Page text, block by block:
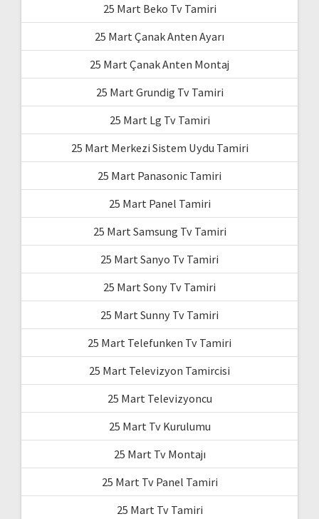
25 Mart Beko Tv Tamiri
25 Mart Çanak Anten Ayarı
25 Mart Çanak Anten Montaj
25 Mart Grundig Tv Tamiri
25 Mart Lg Tv Tamiri
25 Mart Merkezi Sistem Uydu Tamiri
25 Mart Panasonic Tamiri
25 Mart Panel Tamiri
25 Mart Samsung Tv Tamiri
25 Mart Sanyo Tv Tamiri
25 Mart Sony Tv Tamiri
25 Mart Sunny Tv Tamiri
25 Mart Telefunken Tv Tamiri
25 Mart Televizyon Tamircisi
25 Mart Televizyoncu
25 Mart Tv Kurulumu
25 Mart Tv Montajı
25 Mart Tv Panel Tamiri
25 Mart Tv Tamiri